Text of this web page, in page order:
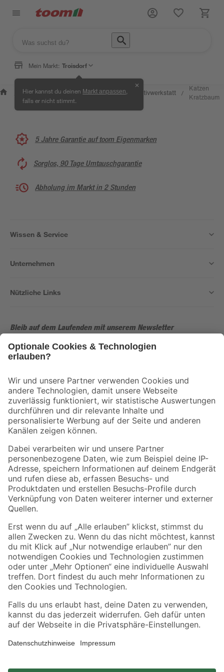
Mein Markt: Troisdorf
Hier kannst du deinen Markt anpassen
falls er nicht stimmt.
✕
Wissen &
Service
/
Selbermachen &
Ratgeber
/ Kreativwerkstatt /
Katzen
Kratzbaum
5 Jahre Garantie auf toom Eigenmarken
Sorglos, 90 Tage Umtauschgarantie
Abholung im Markt in 2 Stunden
Wissen & Service
Unternehmen
Nützliche Links
Bleib auf dem Laufenden mit unserem Newsletter
Der toom Newsletter: Keine Angebote und Aktionen mehr verpassen!
Folge uns
Zahlungsarten Versandarten
Sicher einkaufen
Jetzt die toom-App herunterladen
Alle Preisangaben in EUR inkl. gesetzl. MwSt.. Die dargestellten Angebote sind unter
Umständen nicht in allen Märkten verfügbar. Die angegebenen Verfügbarkeiten beziehen
sich auf den unter "Mein Markt" ausgewählten toom Baumarkt. Alle Angebote und
*Paketversand ab 59 € versandkostenfrei, gilt nicht für Artikel mit Speditionsversand, hier
fallen zusätzliche Versandkosten an.